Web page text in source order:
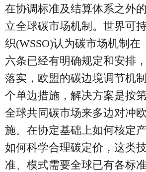
在协调标准及结算体系之外
立全球碳市场机制。世界可
织(WSSO)认为碳市场机制在
六条已经有明确规定和安排
落实，欧盟的碳边境调节机
个单边措施，解决方案是按
全球共同碳市场来多边对冲
施。在协定基础上如何核定
如何科学合理碳定价，这类
准、模式需要全球已有各标